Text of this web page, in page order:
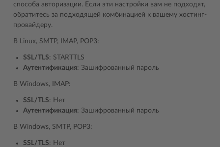
способа авторизации. Если эти настройки вам не подходят,
обратитесь за подходящей комбинацией к вашему хостинг-
провайдеру.
В Linux, SMTP, IMAP, POP3:
SSL/TLS: STARTTLS
Аутентификация: Зашифрованный пароль
В Windows, IMAP:
SSL/TLS: Нет
Аутентификация: Зашифрованный пароль
В Windows, SMTP, POP3:
SSL/TLS: Нет